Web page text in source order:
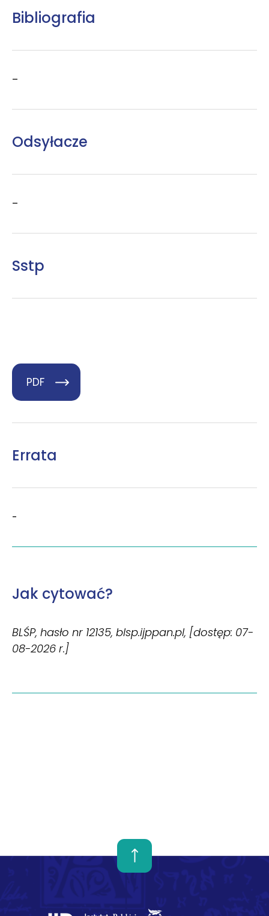
Bibliografia
–
Odsyłacze
–
Sstp
PDF
Errata
-
Jak cytować?
BLŚP, hasło nr 12135, blsp.ijppan.pl, [dostęp: 07-
08-2026 r.]